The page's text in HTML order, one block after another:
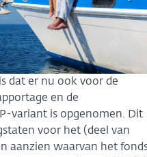
dat er nu ook voor de
en de
variant is opgenomen. Dit
voor het (deel van
aanzien waarvan het